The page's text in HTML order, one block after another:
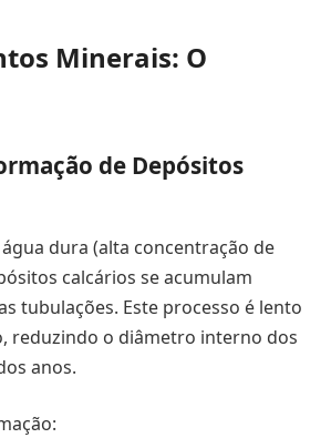
Minerais: O
de Depósitos
dura (alta concentração de
calcários se acumulam
tubulações. Este processo é lento
reduzindo o diâmetro interno dos
anos.